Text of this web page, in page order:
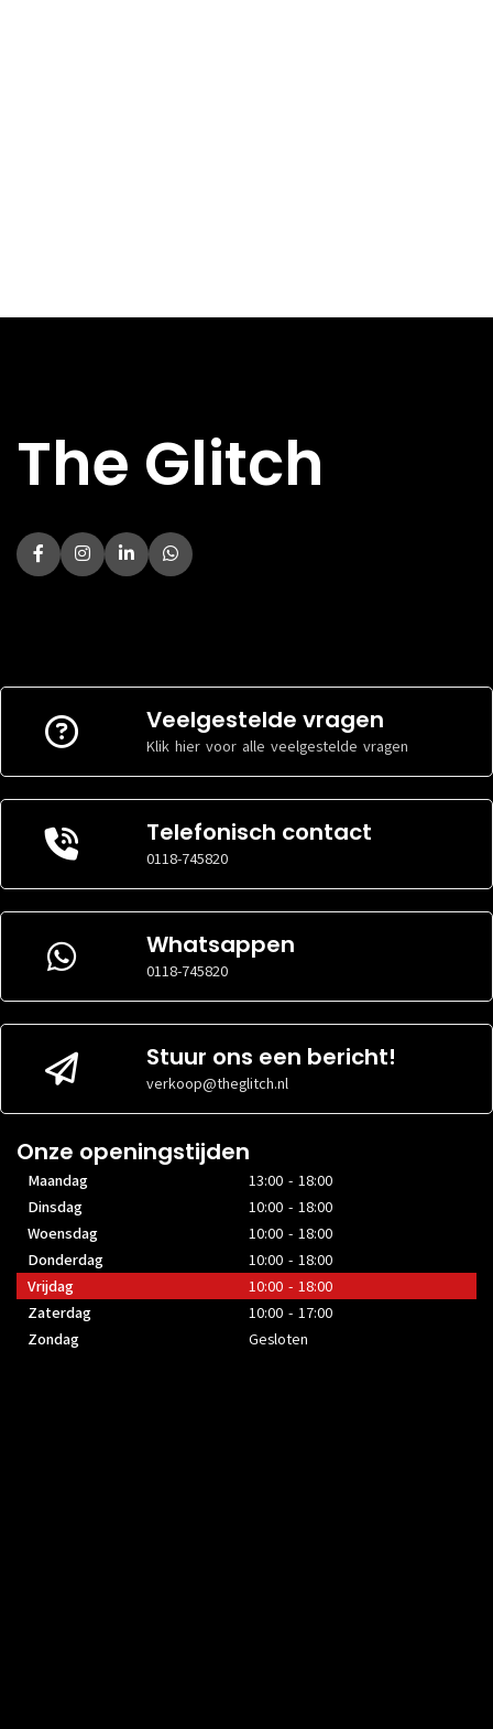
The Glitch
Veelgestelde vragen
Klik hier voor alle veelgestelde vragen
Telefonisch contact
0118-745820
Whatsappen
0118-745820
Stuur ons een bericht!
verkoop@theglitch.nl
Onze openingstijden
Maandag
13:00 - 18:00
Dinsdag
10:00 - 18:00
Woensdag
10:00 - 18:00
Donderdag
10:00 - 18:00
Vrijdag
10:00 - 18:00
Zaterdag
10:00 - 17:00
Zondag
Gesloten